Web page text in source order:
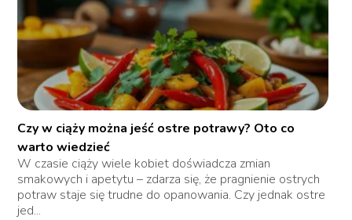
Czy w ciąży można jeść ostre potrawy? Oto co
warto wiedzieć
W czasie ciąży wiele kobiet doświadcza zmian
smakowych i apetytu – zdarza się, że pragnienie ostrych
potraw staje się trudne do opanowania. Czy jednak ostre
jed...